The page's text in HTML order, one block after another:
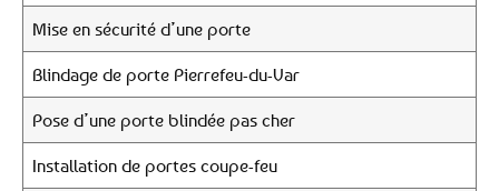
Mise en sécurité d’une porte
Blindage de porte Pierrefeu-du-Var
Pose d’une porte blindée pas cher
Installation de portes coupe-feu